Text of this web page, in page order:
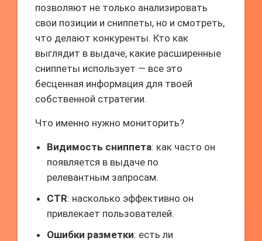
позволяют не только анализировать
свои позиции и сниппеты, но и смотреть,
что делают конкуренты. Кто как
выглядит в выдаче, какие расширенные
сниппеты использует — все это
бесценная информация для твоей
собственной стратегии.
Что именно нужно мониторить?
Видимость сниппета: как часто он
появляется в выдаче по
релевантным запросам.
CTR: насколько эффективно он
привлекает пользователей.
Ошибки разметки: есть ли